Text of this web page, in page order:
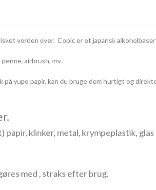
verden over. Copic er et japansk
airbrush, mv.
på yupo papir, kan du bruge dem hurtigt og
papir, klinker, metal, krympeplastik,
med , straks efter brug.